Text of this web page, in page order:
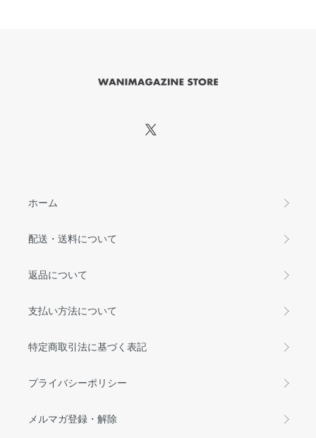
ホーム
配送・送料について
返品について
支払い方法について
特定商取引法に基づく表記
プライバシーポリシー
メルマガ登録・解除